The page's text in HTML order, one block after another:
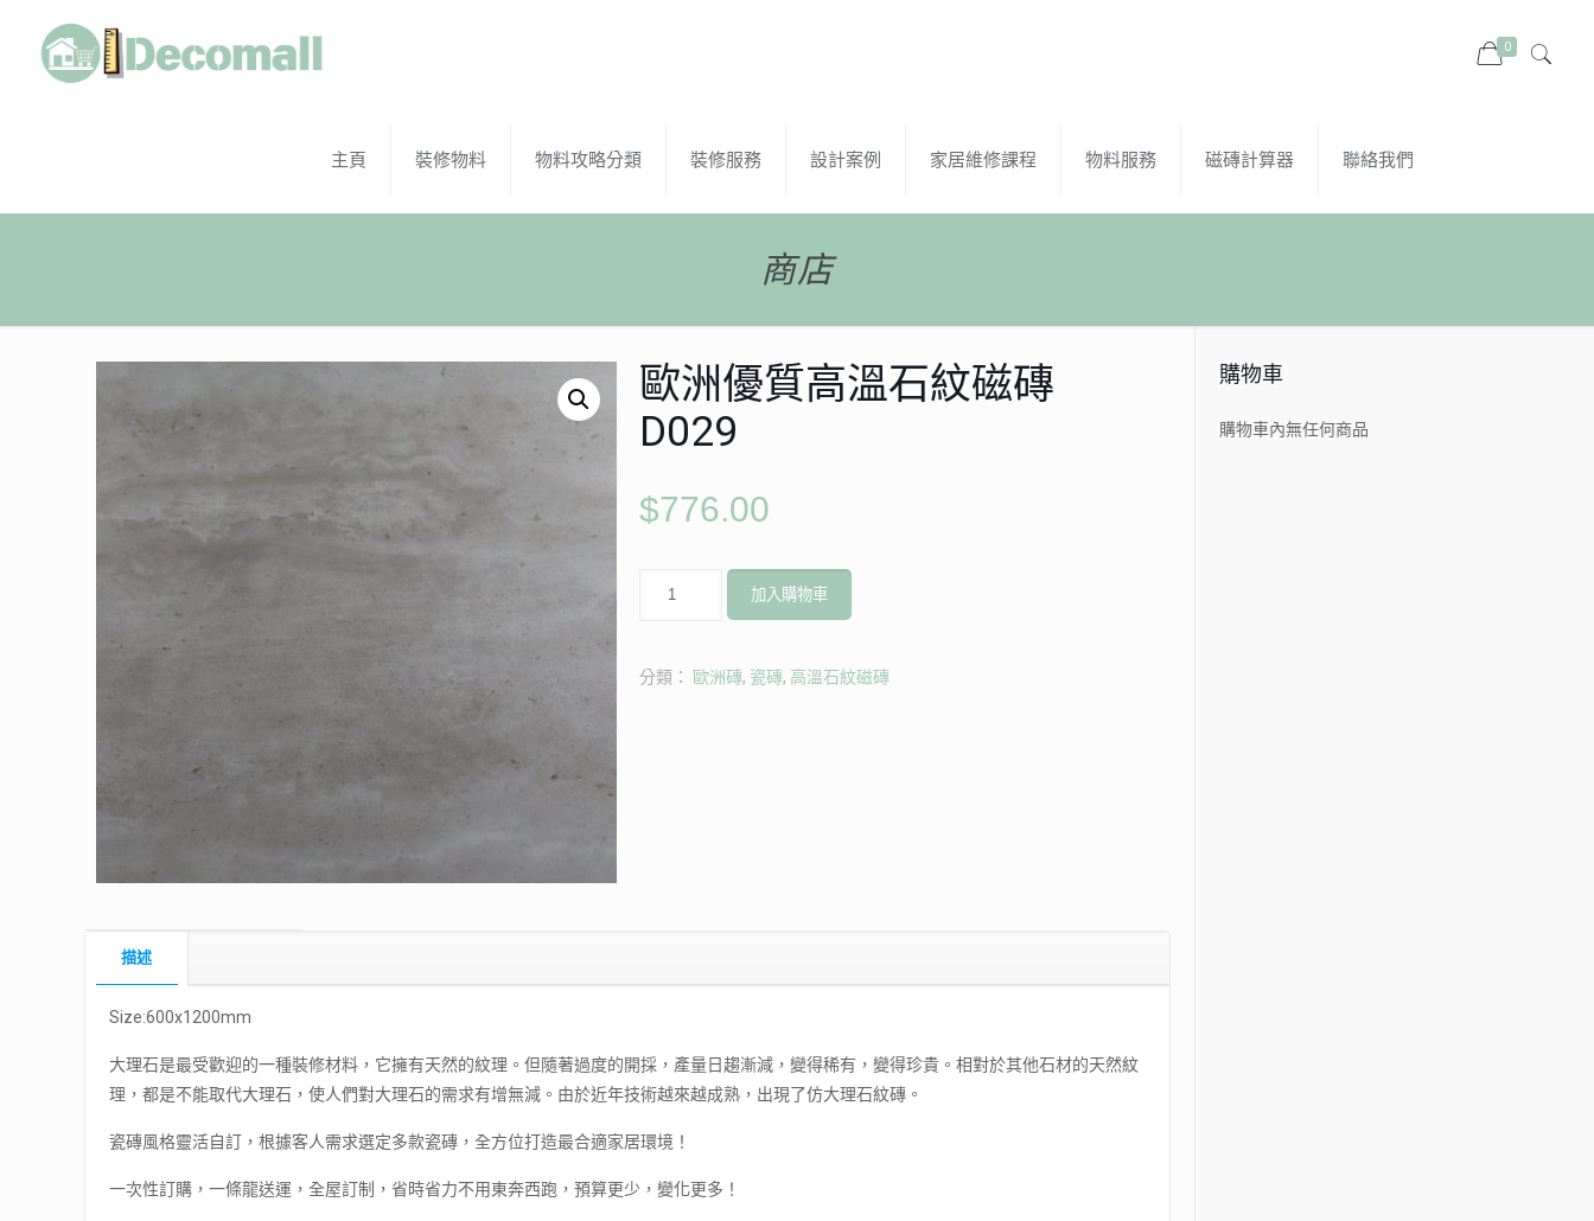
主頁 裝修物料 物料攻略分類 裝修服務 設計案例 家居維修課程 物料服務 磁磚計算器 聯絡我們
0
商店
歐洲優質高溫石紋磁磚
D029
$776.00
質
加入購物車
分類： 歐洲磚, 瓷磚, 高溫石紋磁磚
描述
Size:600x1200mm
大理石是最受歡迎的一種裝修材料，它擁有天然的紋理。但隨著過度的開採，產量日趨漸減，變得稀有，變得珍貴。相對於其他石材的天然紋
理，都是不能取代大理石，使人們對大理石的需求有增無減。由於近年技術越來越成熟，出現了仿大理石紋磚。
瓷磚風格靈活自訂，根據客人需求選定多款瓷磚，全方位打造最合適家居環境！
一次性訂購，一條龍送運，全屋訂制，省時省力不用東奔西跑，預算更少，變化更多！
購物車
購物車內無任何商品